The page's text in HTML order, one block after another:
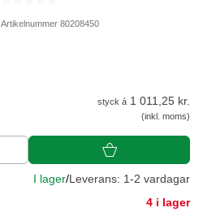
Artikelnummer 80208450
styck á 1 011,25 kr.
(inkl. moms)
I lager/Leverans: 1-2 vardagar
4 i lager